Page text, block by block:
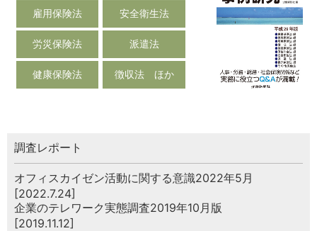
雇用保険法 安全衛生法
労災保険法 派遣法
健康保険法 徴収法 ほか
調査レポート
オフィスカイゼン活動に関する意識2022年5月
[2022.7.24]
企業のテレワーク実態調査2019年10月版
[2019.11.12]